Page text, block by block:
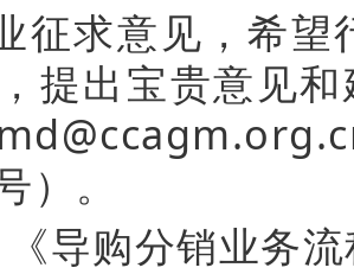
征求意见，希
提出宝贵意见
）。
导购分销业务